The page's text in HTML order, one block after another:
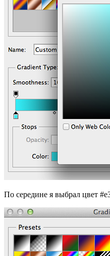
По середине я выбрал цвет